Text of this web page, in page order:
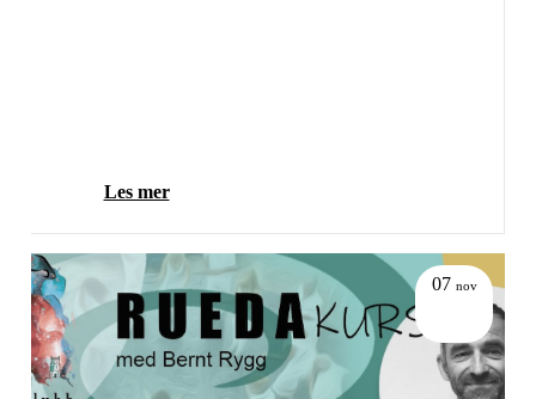
Les mer
07 nov